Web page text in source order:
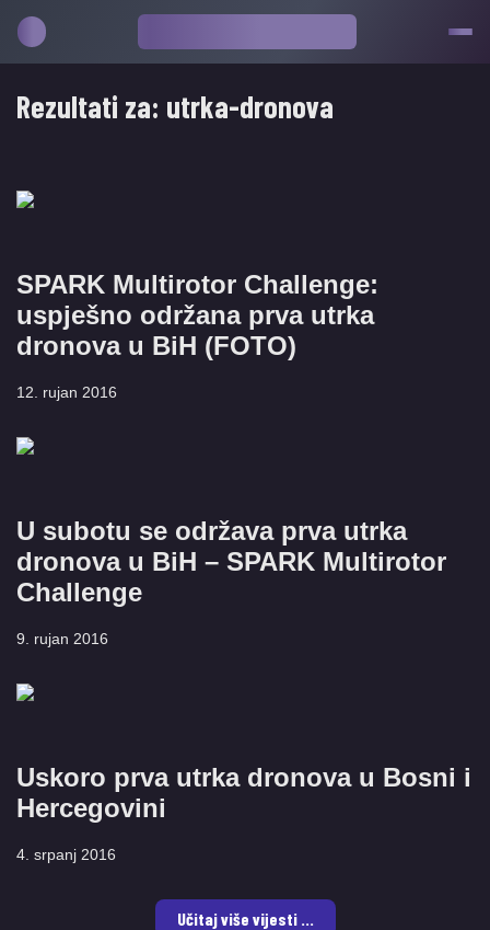
Rezultati za: utrka-dronova
SPARK Multirotor Challenge:
uspješno održana prva utrka
dronova u BiH (FOTO)
12. rujan 2016
U subotu se održava prva utrka
dronova u BiH – SPARK Multirotor
Challenge
9. rujan 2016
Uskoro prva utrka dronova u Bosni i
Hercegovini
4. srpanj 2016
Učitaj više vijesti ...